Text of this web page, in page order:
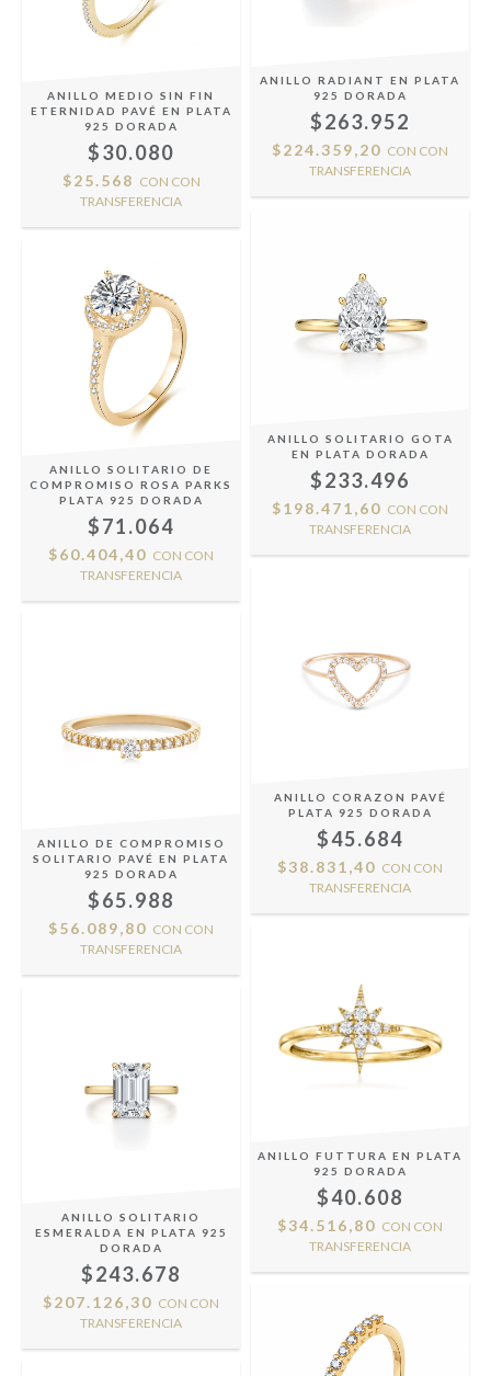
ANILLO MEDIO SIN FIN
ETERNIDAD PAVÉ EN PLATA
925 DORADA
$30.080
$25.568 CON CON
TRANSFERENCIA
ANILLO RADIANT EN PLATA
925 DORADA
$263.952
$224.359,20 CON CON
TRANSFERENCIA
ANILLO SOLITARIO DE
COMPROMISO ROSA PARKS
PLATA 925 DORADA
$71.064
$60.404,40 CON CON
TRANSFERENCIA
ANILLO SOLITARIO GOTA
EN PLATA DORADA
$233.496
$198.471,60 CON CON
TRANSFERENCIA
ANILLO DE COMPROMISO
SOLITARIO PAVÉ EN PLATA
925 DORADA
$65.988
$56.089,80 CON CON
TRANSFERENCIA
ANILLO CORAZON PAVÉ
PLATA 925 DORADA
$45.684
$38.831,40 CON CON
TRANSFERENCIA
ANILLO SOLITARIO
ESMERALDA EN PLATA 925
DORADA
$243.678
$207.126,30 CON CON
TRANSFERENCIA
ANILLO FUTTURA EN PLATA
925 DORADA
$40.608
$34.516,80 CON CON
TRANSFERENCIA